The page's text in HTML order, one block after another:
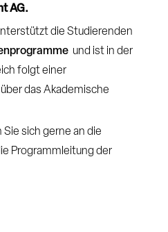
AG.
die Studierenden
und ist in der
folgt einer
das Akademische
Sie sich gerne an die
Programmleitung der